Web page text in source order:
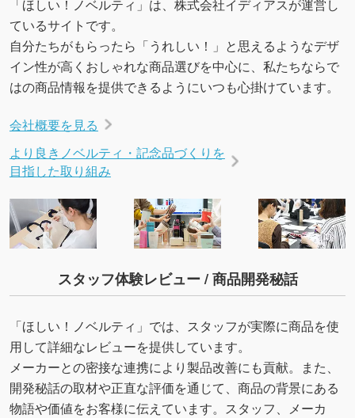
「ほしい！ノベルティ」は、株式会社イディアスが運営し
ているサイトです。
自分たちがもらったら「うれしい！」と思えるようなデザ
イン性が高くおしゃれな商品選びを中心に、私たちならで
はの商品情報を提供できるようにいつも心掛けています。
会社概要を見る
より良きノベルティ・記念品づくりを
目指した取り組み
スタッフ体験レビュー / 商品開発秘話
「ほしい！ノベルティ」では、スタッフが実際に商品を使
用して詳細なレビューを提供しています。
メーカーとの密接な連携により製品改善にも貢献。また、
開発秘話の取材や正直な評価を通じて、商品の背景にある
物語や価値をお客様に伝えています。スタッフ、メーカ